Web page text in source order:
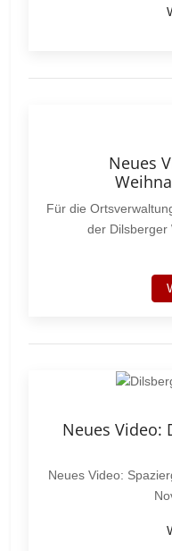
Neues
Für die
der Dilsberger
Neues Video:
Neues Video: